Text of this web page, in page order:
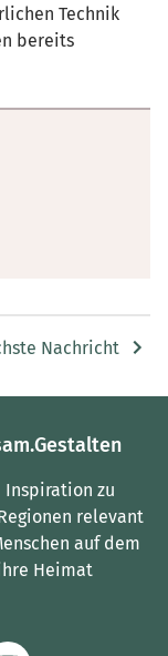
Technik
bereits
Nachricht
zu
relevant
auf dem
Heimat